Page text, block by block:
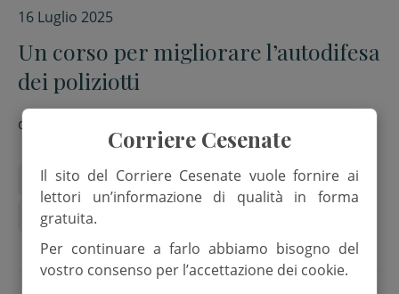
16 Luglio 2025
Un corso per migliorare l’autodifesa
dei poliziotti
di
Autodifesa confcommercio cesena Iscom
Polizia
Corriere Cesenate
Il sito del Corriere Cesenate vuole fornire ai
lettori un’informazione di qualità in forma
gratuita.
Per continuare a farlo abbiamo bisogno del
vostro consenso per l’accettazione dei cookie.